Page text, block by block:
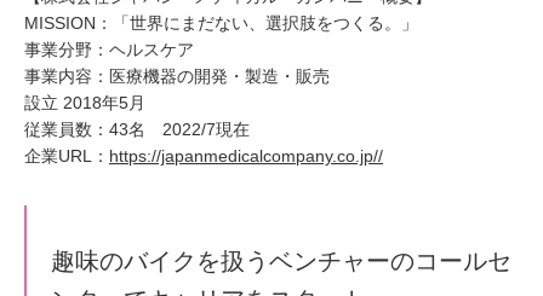
MISSION：「世界にまだない、選択肢をつくる。」
事業分野：ヘルスケア
事業内容：医療機器の開発・製造・販売
設立 2018年5月
従業員数：43名 2022/7現在
企業URL： https://japanmedicalcompany.co.jp//
趣味のバイクを扱うベンチャーのコールセ